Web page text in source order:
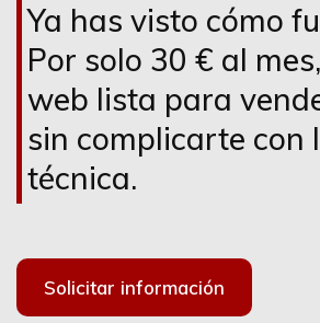
Ya has visto cómo
Por solo 30 € al
web lista para
sin complicarte con
técnica.
Solicitar información